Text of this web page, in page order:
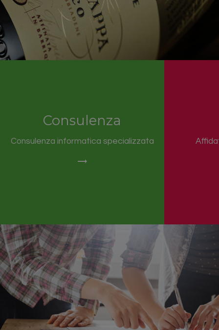
Consulenza
Consulenza informatica specializzata
trending_flat